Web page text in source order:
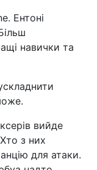
Ентоні
навички та
вийде
з них
для атаки.